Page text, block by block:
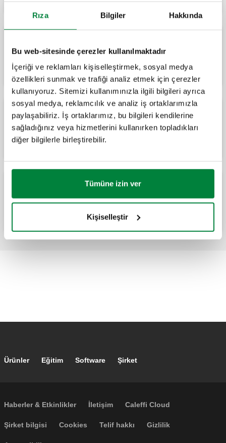
Rıza Bilgiler Hakkında
Bu web-sitesinde çerezler kullanılmaktadır
İçeriği ve reklamları kişiselleştirmek, sosyal medya
özellikleri sunmak ve trafiği analiz etmek için çerezler
kullanıyoruz. Sitemizi kullanımınızla ilgili bilgileri ayrıca
sosyal medya, reklamcılık ve analiz iş ortaklarımızla
paylaşabiliriz. İş ortaklarımız, bu bilgileri kendilerine
sağladığınız veya hizmetlerini kullanırken topladıkları
diğer bilgilerle birleştirebilir.
Tümüne izin ver
Kişiselleştir
sıcaklık kontrolü, termal dezenfeksiyon ve
dağıtıma yönelik çok-fonksiyonlu kompakt
ünite.
LEGIOFLOW, Kullanım suyu sistemleri için
sıcaklık kontrolü, termal dezenfeksiyon ve
dağıtıma yönelik çok-fonksiyonlu kompakt
ünite.
LEGIOFLOW, Kullanım suyu sistemleri için
dağıtıma yönelik çok-fonksiyonlu kompakt
Footer main navigation
Ürünler Eğitim Software Şirket
Footer secondary navigation
Haberler & Etkinlikler İletişim Caleffi Cloud
Footer menu
Şirket bilgisi Cookies Telif hakkı Gizlilik